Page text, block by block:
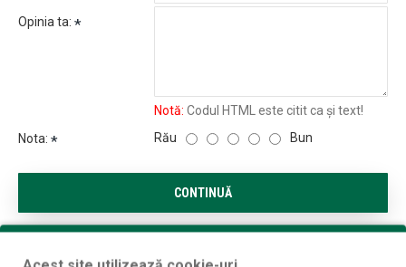
Opinia ta:
Notă: Codul HTML este citit ca şi text!
Nota:
Rău Bun
CONTINUĂ